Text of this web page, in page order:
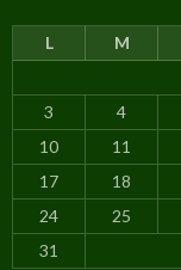
L M
3
4
10
11
17
18
24
25
31